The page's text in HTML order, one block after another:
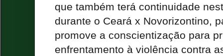
que também terá continuidade
durante o Ceará x Novorizontino,
promove a conscientização para
enfrentamento à violência contra